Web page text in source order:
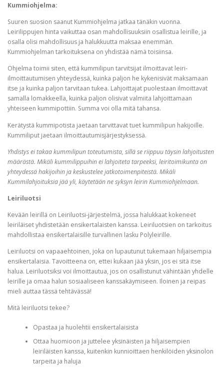
Kummiohjelma:
Suuren suosion saanut Kummiohjelma jatkaa tänäkin vuonna.
Leirilippujen hinta vaikuttaa osan mahdollisuuksiin osallistua leirille, ja
osalla olisi mahdollisuus ja halukkuutta maksaa enemmän.
Kummiohjelman tarkoituksena on yhdistää nämä toisiinsa.
Ohjelma toimii siten, että kummilipun tarvitsijat ilmoittavat leiri-
ilmoittautumisen yhteydessä, kuinka paljon he kykenisivät maksamaan
itse ja kuinka paljon tarvitaan tukea. Lahjoittajat puolestaan ilmoittavat
samalla lomakkeella, kuinka paljon olisivat valmiita lahjoittamaan
yhteiseen kummipottiin. Summa voi olla mitä tahansa.
Kerätystä kummipotista jaetaan tarvittavat tuet kummilipun hakijoille.
Kummiliput jaetaan ilmoittautumisjärjestyksessä.
Yhdistys ei takaa kummilipun toteutumista, sillä se riippuu täysin lahjoitusten
määrästä. Mikäli kummilippuihin ei lahjoiteta tarpeeksi, leiritoimikunta on
yhteydessä hakijoihin ja keskustelee jatkotoimenpiteistä. Mikäli
Kummilahjoituksia jää yli, käytetään ne syksyn leirin Kummiohjelmaan.
Leiriluotsi
Kevään leirillä on Leiriluotsi-järjestelmä, jossa halukkaat kokeneet
leiriläiset yhdistetään ensikertalaisten kanssa. Leiriluotsien on tarkoitus
mahdollistaa ensikertalaisille turvallinen lasku Polyleirille.
Leiriluotsi on vapaaehtoinen, joka on lupautunut tukemaan hiljaisempia
ensikertalaisia. Tavoitteena on, ettei kukaan jää yksin, jos ei sitä itse
halua. Leiriluotsiksi voi ilmoittautua, jos on osallistunut vähintään yhdelle
leirille ja omaa halun sosiaaliseen kanssakäymiseen. Iloinen ja reipas
mieli auttaa tässä tehtävässä!
Mitä leiriluotsi tekee?
Opastaa ja huolehtii ensikertalaisista
Ottaa huomioon ja juttelee yksinäisten ja hiljaisempien
leiriläisten kanssa, kuitenkin kunnioittaen henkilöiden yksinolon
tarpeita ja haluja